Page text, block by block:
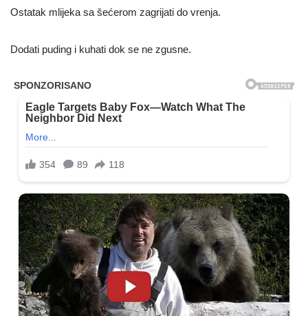
Ostatak mlijeka sa šećerom zagrijati do vrenja.
Dodati puding i kuhati dok se ne zgusne.